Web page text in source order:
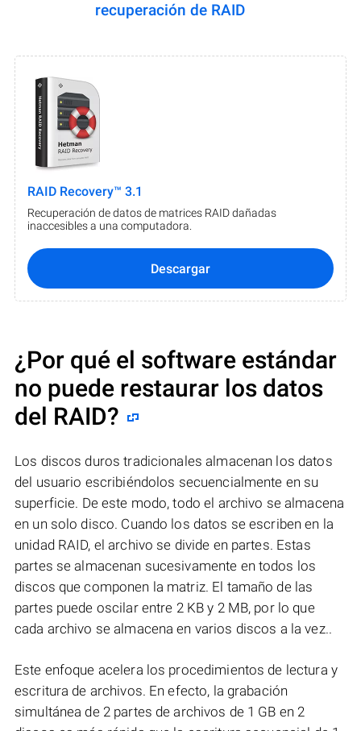
recuperación de RAID
RAID Recovery™ 3.1
Recuperación de datos de matrices RAID dañadas
inaccesibles a una computadora.
Descargar
¿Por qué el software estándar
no puede restaurar los datos
del RAID?
Los discos duros tradicionales almacenan los datos
del usuario escribiéndolos secuencialmente en su
superficie. De este modo, todo el archivo se almacena
en un solo disco. Cuando los datos se escriben en la
unidad RAID, el archivo se divide en partes. Estas
partes se almacenan sucesivamente en todos los
discos que componen la matriz. El tamaño de las
partes puede oscilar entre 2 KB y 2 MB, por lo que
cada archivo se almacena en varios discos a la vez..
Este enfoque acelera los procedimientos de lectura y
escritura de archivos. En efecto, la grabación
simultánea de 2 partes de archivos de 1 GB en 2